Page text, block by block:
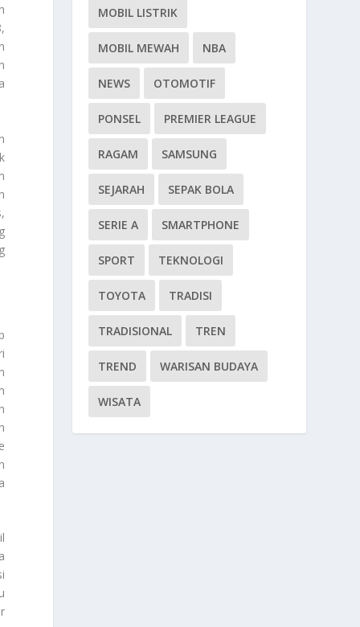
MOBIL LISTRIK
MOBIL MEWAH NBA
NEWS OTOMOTIF
PONSEL PREMIER LEAGUE
RAGAM SAMSUNG
SEJARAH SEPAK BOLA
SERIE A SMARTPHONE
SPORT TEKNOLOGI
TOYOTA TRADISI
TRADISIONAL TREN
TREND WARISAN BUDAYA
WISATA